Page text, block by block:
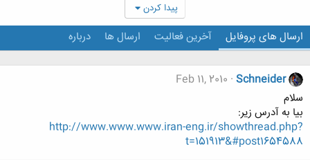
پیدا کردن
ارسال های پروفایل آخرین فعالیت ارسال ها درباره
Schneider
Feb 11, 2010
سلام
بیا به آدرس زیر:
http://www.www.www.iran-eng.ir/showthread.php?
t=151913&#post1654588